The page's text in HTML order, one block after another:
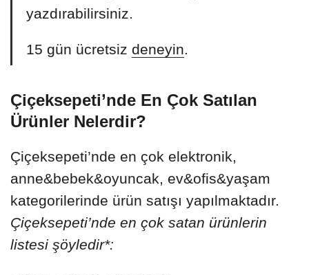
yazdırabilirsiniz.
15 gün ücretsiz deneyin.
Çiçeksepeti’nde En Çok Satılan
Ürünler Nelerdir?
Çiçeksepeti’nde en çok elektronik,
anne&bebek&oyuncak, ev&ofis&yaşam
kategorilerinde ürün satışı yapılmaktadır.
Çiçeksepeti’nde en çok satan ürünlerin
listesi şöyledir*: